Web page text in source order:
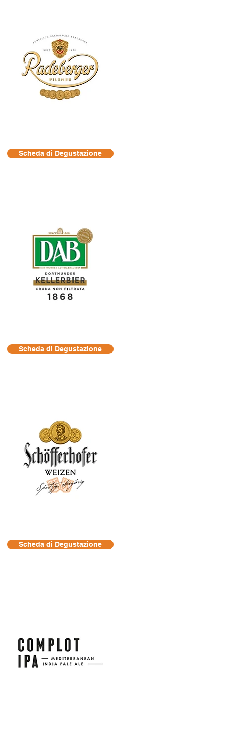
Scheda di Degustazione
Scheda di Degustazione
Scheda di Degustazione